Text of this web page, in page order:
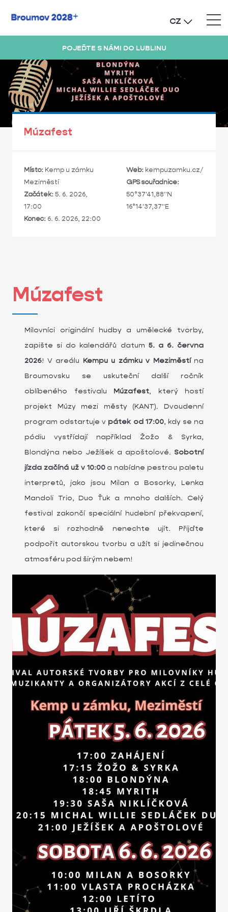
CZ
POJEĎTE S NÁMI DO LUBLINU
Múzafest
Místo: Kemp u zámku
Meziměstí
Začátek:5. 6. 2026,
17:00
Konec: 6. 6. 2026, 22:00
Web: kempuzamku.cz/
GPS souřadnice:
50°37'41,88"N
16°14'37,37"E
Múzafest
Milovníci originální hudby a umělecké tvorby,
zapište si do kalendářů datum 5. a 6. června
2026! V areálu Kempu u zámku v Meziměstína
Broumovsku se uskuteční další ročník
oblíbeného festivalu Múzafest, který hostí
projekt Múzy mezi městy (KANT). Dvoudenní
program odstartuje v pátek od 17:00, kdy se na
pódiu vystřídají například Žožo & Syrka,
Blondýna nebo Ježíšek a apoštolové. Sobotní
jízda začíná už v 10:00a nabídne pestrou paletu
interpretů, jako jsou Milan a Bosorky, Lenka
Mandoli Trio, Duo Ťuk a mnoho dalších. Celý
festival zakončí speciální hudební překvapení,
které si rozhodně nenechte ujít. Přijďte
podpořit autorskou tvorbu a užít si jedinečnou
atmosféru pod širým nebem!